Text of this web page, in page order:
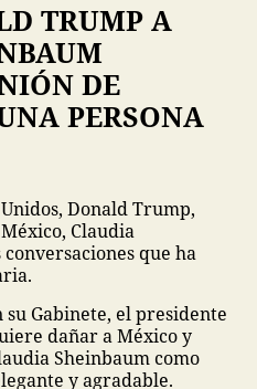
TRUMP A
DE
PERSONA
Donald Trump,
Claudia
que ha
Gabinete, el presidente
dañar a México y
Sheinbaum como
y agradable.